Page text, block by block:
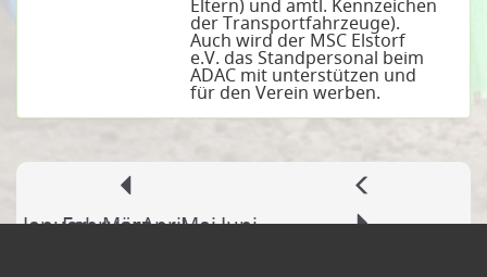
Eltern) und amtl. Kennzeichen
der Transportfahrzeuge).
Auch wird der MSC Elstorf
e.V. das Standpersonal beim
ADAC mit unterstützen und
für den Verein werben.
JanuarFebruar
MärzAprilMaiJuni